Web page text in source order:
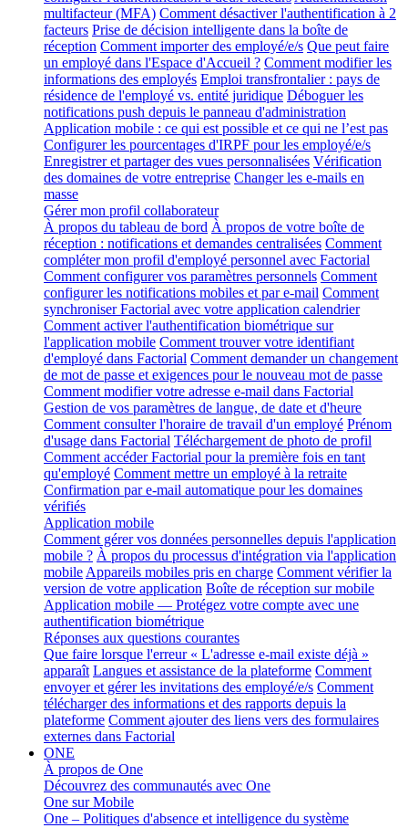
multifacteur (MFA) Comment désactiver l'authentification à 2
facteurs Prise de décision intelligente dans la boîte de
réception Comment importer des employé/e/s Que peut faire
un employé dans l'Espace d'Accueil ? Comment modifier les
informations des employés Emploi transfrontalier : pays de
résidence de l'employé vs. entité juridique Déboguer les
notifications push depuis le panneau d'administration
Application mobile : ce qui est possible et ce qui ne l’est pas
Configurer les pourcentages d'IRPF pour les employé/e/s
Enregistrer et partager des vues personnalisées Vérification
des domaines de votre entreprise Changer les e-mails en
masse
Gérer mon profil collaborateur
À propos du tableau de bord À propos de votre boîte de
réception : notifications et demandes centralisées Comment
compléter mon profil d'employé personnel avec Factorial
Comment configurer vos paramètres personnels Comment
configurer les notifications mobiles et par e-mail Comment
synchroniser Factorial avec votre application calendrier
Comment activer l'authentification biométrique sur
l'application mobile Comment trouver votre identifiant
d'employé dans Factorial Comment demander un changement
de mot de passe et exigences pour le nouveau mot de passe
Comment modifier votre adresse e-mail dans Factorial
Gestion de vos paramètres de langue, de date et d'heure
Comment consulter l'horaire de travail d'un employé Prénom
d'usage dans Factorial Téléchargement de photo de profil
Comment accéder Factorial pour la première fois en tant
qu'employé Comment mettre un employé à la retraite
Confirmation par e-mail automatique pour les domaines
vérifiés
Application mobile
Comment gérer vos données personnelles depuis l'application
mobile ? À propos du processus d'intégration via l'application
mobile Appareils mobiles pris en charge Comment vérifier la
version de votre application Boîte de réception sur mobile
Application mobile — Protégez votre compte avec une
authentification biométrique
Réponses aux questions courantes
Que faire lorsque l'erreur « L'adresse e-mail existe déjà »
apparaît Langues et assistance de la plateforme Comment
envoyer et gérer les invitations des employé/e/s Comment
télécharger des informations et des rapports depuis la
plateforme Comment ajouter des liens vers des formulaires
externes dans Factorial
ONE
À propos de One
Découvrez des communautés avec One
One sur Mobile
One – Politiques d'absence et intelligence du système